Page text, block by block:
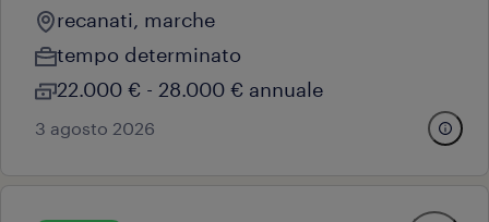
recanati, marche
tempo determinato
22.000 € - 28.000 € annuale
3 agosto 2026